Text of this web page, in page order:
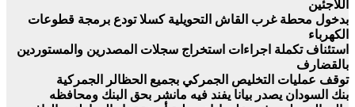
اللاجئين
بدخول محطة غرب القاش التحويلية كسلا تودع برمجة قطوعات
الكهرباء
استئناف تكملة اجراءات استخراج سجلات المصدرين والمستوردين
بالقضارف
توقف عمليات التخليص الجمركي بجميع الحظالر الجمركية
بنك السودان يصدر بيانا يفند فيه مانشر بحق البنك ومحافظه